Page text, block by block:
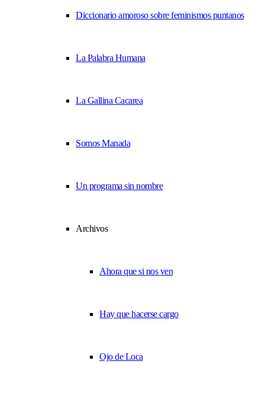
Diccionario amoroso sobre feminismos puntanos
La Palabra Humana
La Gallina Cacarea
Somos Manada
Un programa sin nombre
Archivos
Ahora que si nos ven
Hay que hacerse cargo
Ojo de Loca